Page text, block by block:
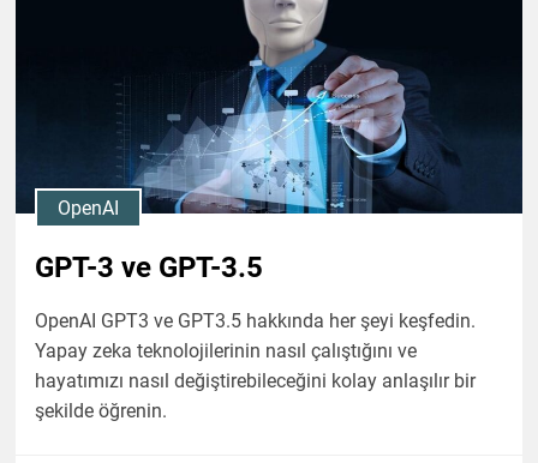
OpenAI
GPT-3 ve GPT-3.5
OpenAI GPT3 ve GPT3.5 hakkında her şeyi keşfedin.
Yapay zeka teknolojilerinin nasıl çalıştığını ve
hayatımızı nasıl değiştirebileceğini kolay anlaşılır bir
şekilde öğrenin.